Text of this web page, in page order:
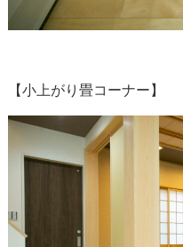
【小上がり畳コーナー】